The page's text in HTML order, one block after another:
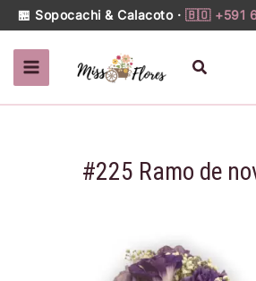
al
contenido
🏪 Sopocachi & Calacoto · 🇧🇴 +591
Buscar
#225 Ramo de
novia
cantidad